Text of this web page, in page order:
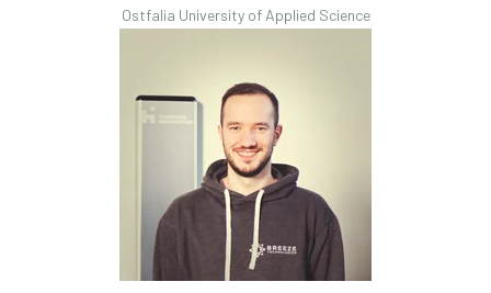
Ostfalia University of Applied Science